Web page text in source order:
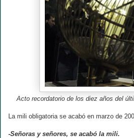
Acto recordatorio de los diez años del
La mili obligatoria se acabó en marzo de
-Señoras y señores, se acabó la mili.